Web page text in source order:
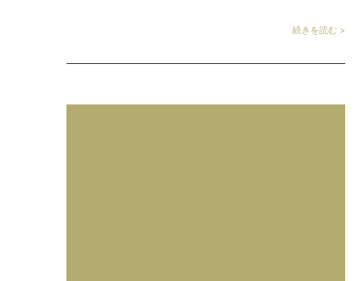
続きを読む >